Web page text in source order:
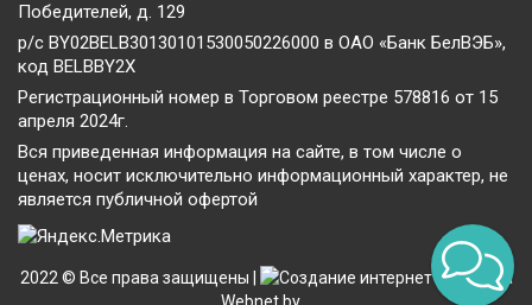
Победителей, д. 129
р/с BY02BELB30130101530050226000 в ОАО «Банк БелВЭБ»,
код BELBBY2X
Регистрационный номер в Торговом реестре 578816 от 15
апреля 2024г.
Вся приведенная информация на сайте, в том числе о
ценах, носит исключительно информационный характер, не
является публичной офертой
2022 © Все права защищены |
Создание интернет-магазина